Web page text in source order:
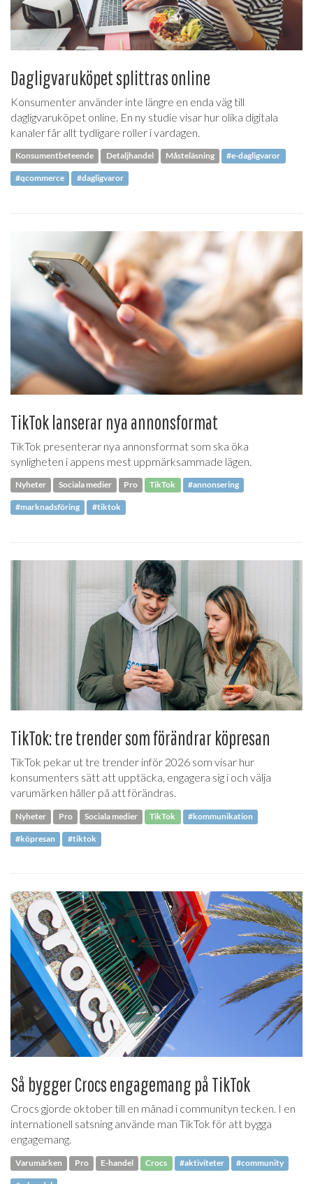
Dagligvaruköpet splittras online
Konsumenter använder inte längre en enda väg till
dagligvaruköpet online. En ny studie visar hur olika digitala
kanaler får allt tydligare roller i vardagen.
Konsumentbeteende Detaljhandel Måsteläsning #e-dagligvaror
#qcommerce #dagligvaror
TikTok lanserar nya annonsformat
TikTok presenterar nya annonsformat som ska öka
synligheten i appens mest uppmärksammade lägen.
Nyheter Sociala medier Pro TikTok #annonsering
#marknadsföring #tiktok
TikTok: tre trender som förändrar köpresan
TikTok pekar ut tre trender inför 2026 som visar hur
konsumenters sätt att upptäcka, engagera sig i och välja
varumärken håller på att förändras.
Nyheter Pro Sociala medier TikTok #kommunikation
#köpresan #tiktok
Så bygger Crocs engagemang på TikTok
Crocs gjorde oktober till en månad i communityn tecken. I en
internationell satsning använde man TikTok för att bygga
engagemang.
Varumärken Pro E-handel Crocs #aktiviteter #community